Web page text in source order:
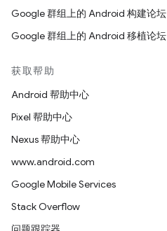
Google 群组上的 Android 构建论坛
Google 群组上的 Android 移植论坛
获取帮助
Android 帮助中心
Pixel 帮助中心
Nexus 帮助中心
www.android.com
Google Mobile Services
Stack Overflow